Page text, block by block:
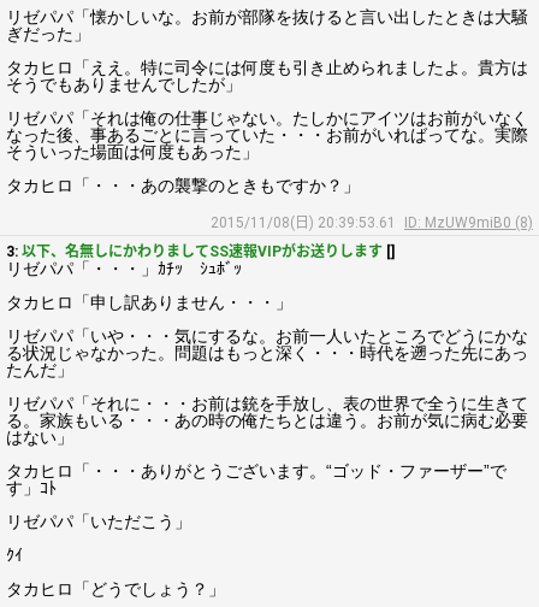
リゼパパ「懐かしいな。お前が部隊を抜けると言い出したときは大騒
ぎだった」
タカヒロ「ええ。特に司令には何度も引き止められましたよ。貴方は
そうでもありませんでしたが」
リゼパパ「それは俺の仕事じゃない。たしかにアイツはお前がいなく
なった後、事あるごとに言っていた・・・お前がいればってな。実際
そういった場面は何度もあった」
タカヒロ「・・・あの襲撃のときもですか？」
2015/11/08(日) 20:39:53.61
ID: MzUW9miB0 (8)
3: 以下、名無しにかわりましてSS速報VIPがお送りします []
リゼパパ「・・・」ｶﾁｯ ｼｭﾎﾞｯ
タカヒロ「申し訳ありません・・・」
リゼパパ「いや・・・気にするな。お前一人いたところでどうにかな
る状況じゃなかった。問題はもっと深く・・・時代を遡った先にあっ
たんだ」
リゼパパ「それに・・・お前は銃を手放し、表の世界で全うに生きて
る。家族もいる・・・あの時の俺たちとは違う。お前が気に病む必要
はない」
タカヒロ「・・・ありがとうございます。“ゴッド・ファーザー”で
す」ｺﾄ
リゼパパ「いただこう」
ｸｲ
タカヒロ「どうでしょう？」